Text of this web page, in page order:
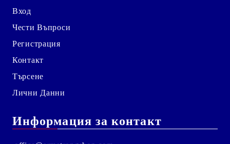
Вход
Чести Въпроси
Регистрация
Контакт
Търсене
Лични Данни
Информация за контакт